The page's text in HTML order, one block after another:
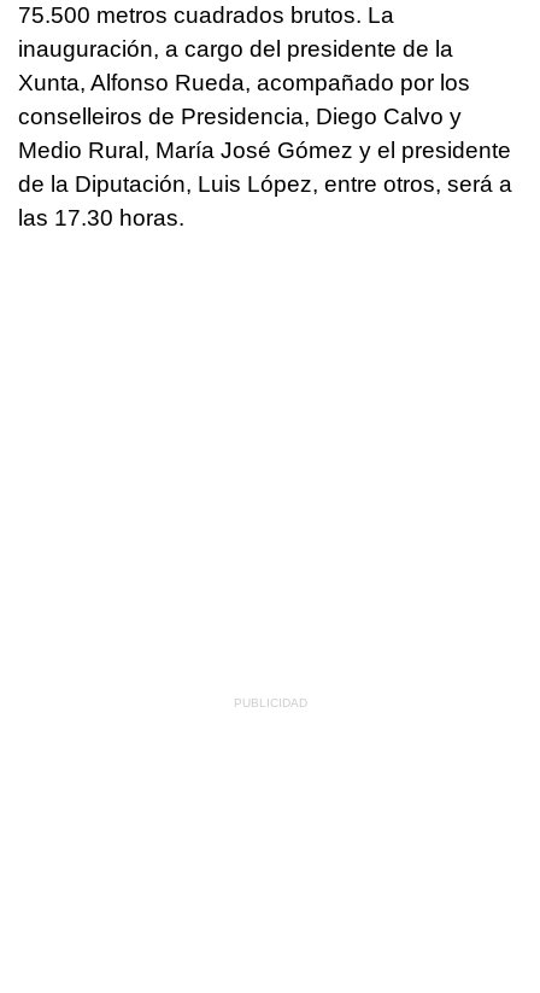
75.500 metros cuadrados brutos. La
inauguración, a cargo del presidente de la
Xunta, Alfonso Rueda, acompañado por los
conselleiros de Presidencia, Diego Calvo y
Medio Rural, María José Gómez y el presidente
de la Diputación, Luis López, entre otros, será a
las 17.30 horas.